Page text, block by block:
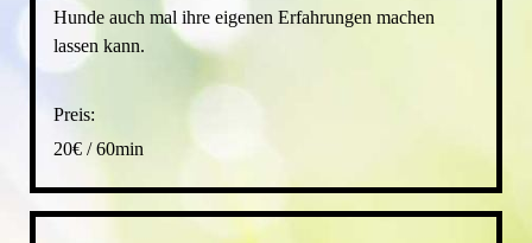
Hunde auch mal ihre eigenen Erfahrungen machen
lassen kann.
Preis:
20€ / 60min